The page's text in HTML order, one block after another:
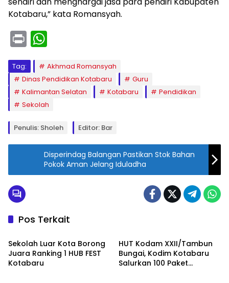
Kotabaru,” kata Romansyah.
Pr
in
t a
ts
A
p
p
Tag:
Akhmad Romansyah
Dinas Pendidikan Kotabaru
Guru
Kalimantan Selatan
Kotabaru
Pendidikan
Sekolah
Penulis: Sholeh Editor: Bar
Disperindag Balangan Pastikan Stok Bahan
Pokok Aman Jelang Iduladha
Pos Terkait
Kotabaru
Sekolah Luar Kota Borong
Juara Ranking 1 HUB FEST
Kotabaru
HUT Kodam XXII/Tambun
Bungai, Kodim Kotabaru
Salurkan 100 Paket
Kotabaru Kotabaru